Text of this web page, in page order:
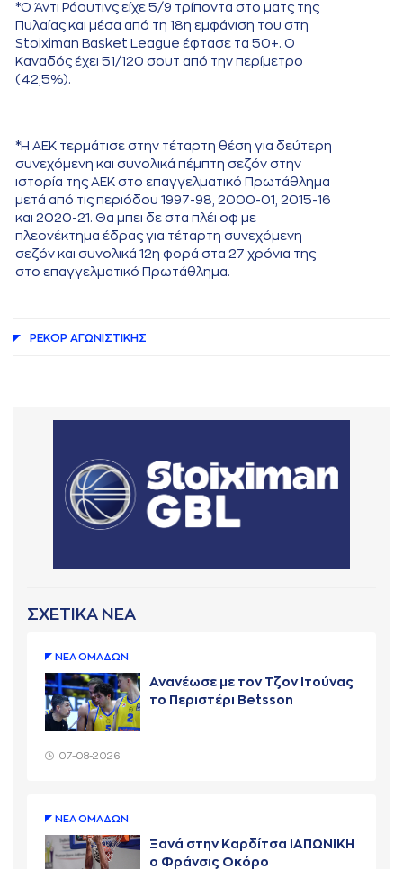
*Ο Άντι Ράουτινς είχε 5/9 τρίποντα στο ματς της
Πυλαίας και μέσα από τη 18η εμφάνιση του στη
Stoiximan Basket League έφτασε τα 50+. Ο
Καναδός έχει 51/120 σουτ από την περίμετρο
(42,5%).
*Η ΑΕΚ τερμάτισε στην τέταρτη θέση για δεύτερη
συνεχόμενη και συνολικά πέμπτη σεζόν στην
ιστορία της ΑΕΚ στο επαγγελματικό Πρωτάθλημα
μετά από τις περιόδου 1997-98, 2000-01, 2015-16
και 2020-21. Θα μπει δε στα πλέι οφ με
πλεονέκτημα έδρας για τέταρτη συνεχόμενη
σεζόν και συνολικά 12η φορά στα 27 χρόνια της
στο επαγγελματικό Πρωτάθλημα.
ΡΕΚΟΡ AΓΩΝΙΣΤΙΚΗΣ
ΣΧΕΤΙΚΑ ΝΕΑ
ΝΕA ΟΜAΔΩΝ
Ανανέωσε με τον Τζον Ιτούνας
το Περιστέρι Betsson
07-08-2026
ΝΕA ΟΜAΔΩΝ
Ξανά στην Καρδίτσα ΙΑΠΩΝΙΚΗ
ο Φράνσις Οκόρο